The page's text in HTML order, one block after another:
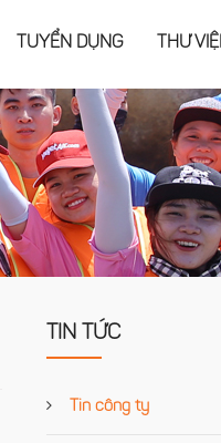
TUYỂN DỤNG THƯ
TIN TỨC
Tin công ty